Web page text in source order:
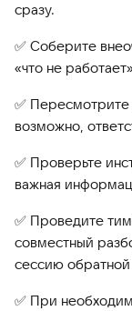
сразу.
✅ Соберите
«что не
✅
возможно,
✅ Проверьте
важная
✅ Проведите
совместный
сессию обратной
✅ При